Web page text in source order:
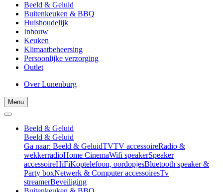
Beeld & Geluid
Buitenkeuken & BBQ
Huishoudelijk
Inbouw
Keuken
Klimaatbeheersing
Persoonlijke verzorging
Outlet
Over Lunenburg
Menu
Beeld & Geluid
Beeld & Geluid
Ga naar: Beeld & GeluidTVTV accessoireRadio &
wekkerradioHome CinemaWifi speakerSpeaker
accessoireHiFiKoptelefoon, oordopjesBluetooth speaker &
Party boxNetwerk & Computer accessoiresTv
streamerBeveiliging